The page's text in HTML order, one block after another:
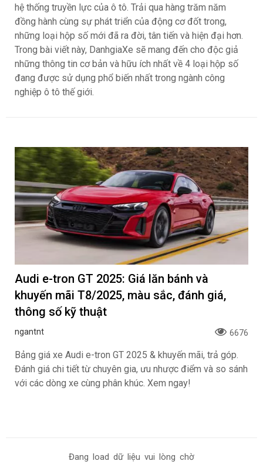
hệ thống truyền lực của ô tô. Trải qua hàng trăm năm
đồng hành cùng sự phát triển của động cơ đốt trong,
những loại hộp số mới đã ra đời, tân tiến và hiện đại hơn.
Trong bài viết này, DanhgiaXe sẽ mang đến cho độc giả
những thông tin cơ bản và hữu ích nhất về 4 loại hộp số
đang được sử dụng phổ biến nhất trong ngành công
nghiệp ô tô thế giới.
Audi e-tron GT 2025: Giá lăn bánh và
khuyến mãi T8/2025, màu sắc, đánh giá,
thông số kỹ thuật
ngantnt 6676
Bảng giá xe Audi e-tron GT 2025 & khuyến mãi, trả góp.
Đánh giá chi tiết từ chuyên gia, ưu nhược điểm và so sánh
với các dòng xe cùng phân khúc. Xem ngay!
Đang load dữ liệu vui lòng chờ